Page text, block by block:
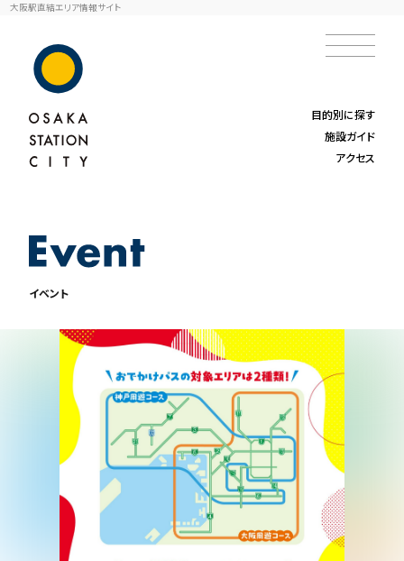
大阪駅直結エリア情報サイト
目的別に探す
施設ガイド
アクセス
イベント